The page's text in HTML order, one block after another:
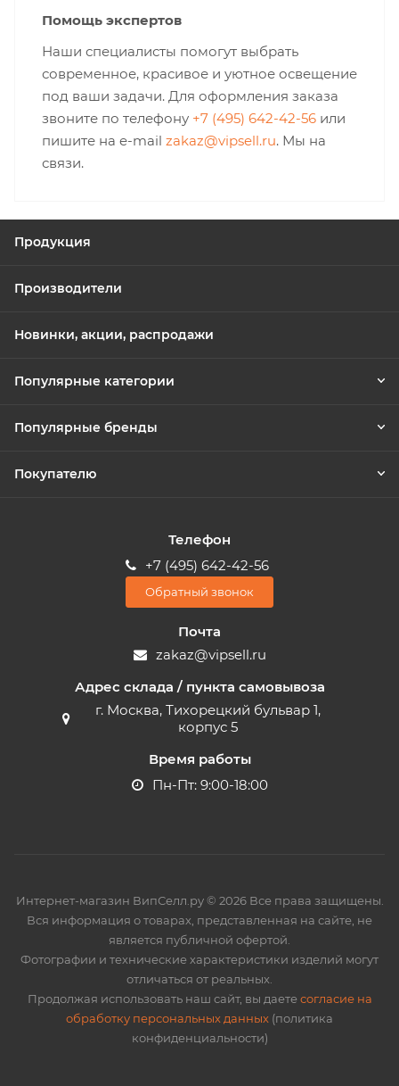
Помощь экспертов
Наши специалисты помогут выбрать
современное, красивое и уютное освещение
под ваши задачи. Для оформления заказа
звоните по телефону +7 (495) 642-42-56 или
пишите на e-mail zakaz@vipsell.ru. Мы на
связи.
Продукция
Производители
Новинки, акции, распродажи
Популярные категории
Популярные бренды
Покупателю
Телефон
+7 (495) 642-42-56
Обратный звонок
Почта
zakaz@vipsell.ru
Адрес склада / пункта самовывоза
г. Москва, Тихорецкий бульвар 1,
корпус 5
Время работы
Пн-Пт: 9:00-18:00
Интернет-магазин ВипСелл.ру © 2026 Все права защищены.
Вся информация о товарах, представленная на сайте, не
является публичной офертой.
Фотографии и технические характеристики изделий могут
отличаться от реальных.
Продолжая использовать наш сайт, вы даетесогласие на
обработку персональных данных (политика
конфиденциальности)